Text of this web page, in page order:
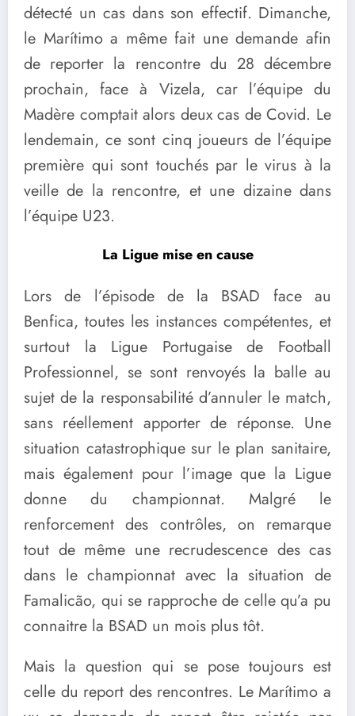
détecté un cas dans son effectif. Dimanche,
le Marítimo a même fait une demande afin
de reporter la rencontre du 28 décembre
prochain, face à Vizela, car l’équipe du
Madère comptait alors deux cas de Covid. Le
lendemain, ce sont cinq joueurs de l’équipe
première qui sont touchés par le virus à la
veille de la rencontre, et une dizaine dans
l’équipe U23.
La Ligue mise en cause
Lors de l’épisode de la BSAD face au
Benfica, toutes les instances compétentes, et
surtout la Ligue Portugaise de Football
Professionnel, se sont renvoyés la balle au
sujet de la responsabilité d’annuler le match,
sans réellement apporter de réponse. Une
situation catastrophique sur le plan sanitaire,
mais également pour l’image que la Ligue
donne du championnat. Malgré le
renforcement des contrôles, on remarque
tout de même une recrudescence des cas
dans le championnat avec la situation de
Famalicão, qui se rapproche de celle qu’a pu
connaitre la BSAD un mois plus tôt.
Mais la question qui se pose toujours est
celle du report des rencontres. Le Marítimo a